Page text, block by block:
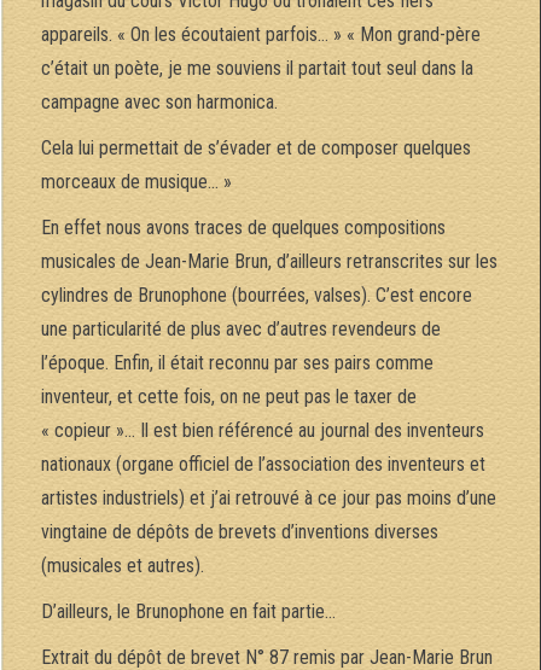
appareils. « On les écoutaient parfois… » « Mon grand-père
c’était un poète, je me souviens il partait tout seul dans la
campagne avec son harmonica.
Cela lui permettait de s’évader et de composer quelques
morceaux de musique… »
En effet nous avons traces de quelques compositions
musicales de Jean-Marie Brun, d’ailleurs retranscrites sur les
cylindres de Brunophone (bourrées, valses). C’est encore
une particularité de plus avec d’autres revendeurs de
l’époque. Enfin, il était reconnu par ses pairs comme
inventeur, et cette fois, on ne peut pas le taxer de
« copieur »… Il est bien référencé au journal des inventeurs
nationaux (organe officiel de l’association des inventeurs et
artistes industriels) et j’ai retrouvé à ce jour pas moins d’une
vingtaine de dépôts de brevets d’inventions diverses
(musicales et autres).
D’ailleurs, le Brunophone en fait partie…
Extrait du dépôt de brevet N° 87 remis par Jean-Marie Brun